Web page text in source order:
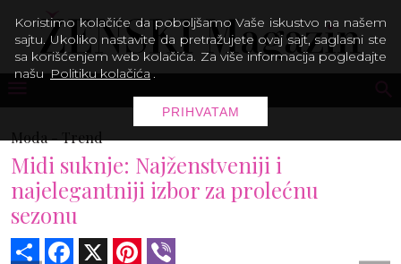
Moda -Trend
Midi suknje: Najženstveniji i
najelegantniji izbor za prolećnu
sezonu
Share Facebook Pinterest
Koristimo kolačiće da poboljšamo Vaše iskustvo na našem
sajtu. Ukoliko nastavite da pretražujete ovaj sajt, saglasni ste
sa korišćenjem web kolačića. Za više informacija pogledajte
našu Politiku kolačića .
PRIHVATAM